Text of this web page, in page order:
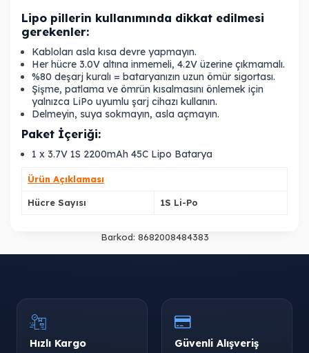
Lipo pillerin kullanımında dikkat edilmesi
gerekenler:
Kabloları asla kısa devre yapmayın.
Her hücre 3.0V altına inmemeli, 4.2V üzerine çıkmamalı.
%80 deşarj kuralı = bataryanızın uzun ömür sigortası.
Şişme, patlama ve ömrün kısalmasını önlemek için
yalnızca LiPo uyumlu şarj cihazı kullanın.
Delmeyin, suya sokmayın, asla açmayın.
Paket İçeriği:
1 x 3.7V 1S 2200mAh 45C Lipo Batarya
Ürün Açıklaması
Hücre Sayısı 1S Li-Po
Barkod: 8682008484383
Hızlı Kargo Güvenli Alışveriş